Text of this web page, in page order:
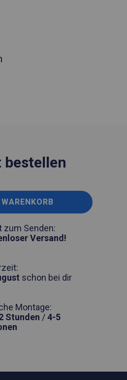
bestellen
zum Senden:
Versand!
schon bei dir
Montage:
Stunden /4-5